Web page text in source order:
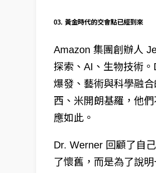
03. 黃金時代的交會點已經到來
Amazon 集團創辦人
探索、AI、生物技術
爆發、藝術與科學融
西、米開朗基羅，他
應如此。
Dr. Werner 回顧了自
了懷舊，而是為了說